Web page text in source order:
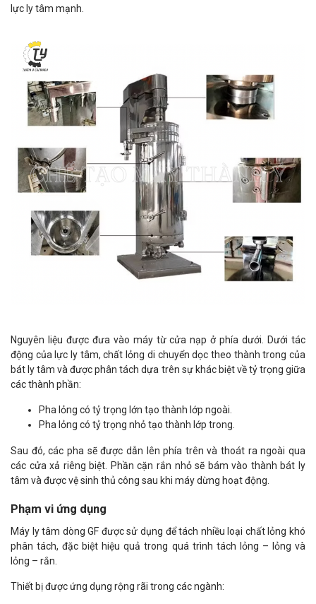
lực ly tâm mạnh.
Nguyên liệu được đưa vào máy từ cửa nạp ở phía dưới. Dưới tác
động của lực ly tâm, chất lỏng di chuyển dọc theo thành trong của
bát ly tâm và được phân tách dựa trên sự khác biệt về tỷ trọng giữa
các thành phần:
Pha lỏng có tỷ trọng lớn tạo thành lớp ngoài.
Pha lỏng có tỷ trọng nhỏ tạo thành lớp trong.
Sau đó, các pha sẽ được dẫn lên phía trên và thoát ra ngoài qua
các cửa xả riêng biệt. Phần cặn rắn nhỏ sẽ bám vào thành bát ly
tâm và được vệ sinh thủ công sau khi máy dừng hoạt động.
Phạm vi ứng dụng
Máy ly tâm dòng GF được sử dụng để tách nhiều loại chất lỏng khó
phân tách, đặc biệt hiệu quả trong quá trình tách lỏng – lỏng và
lỏng – rắn.
Thiết bị được ứng dụng rộng rãi trong các ngành: